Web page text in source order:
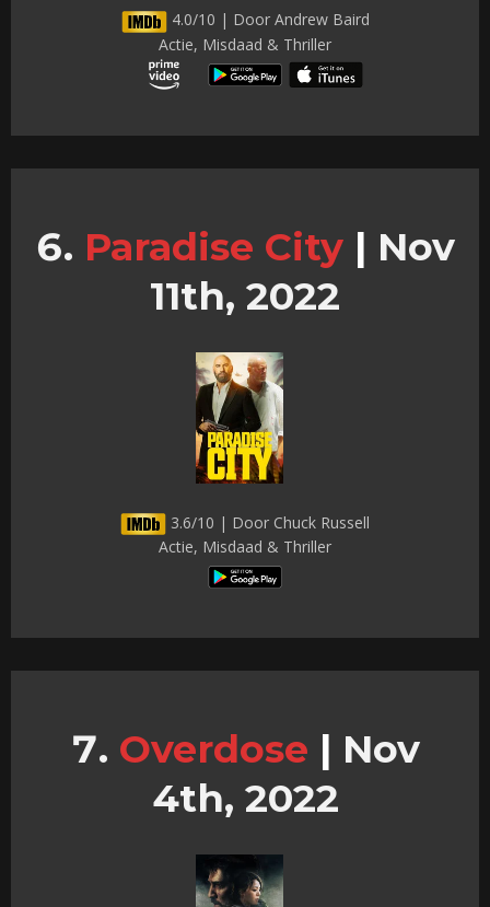
4.0/10 | Door Andrew Baird
Actie, Misdaad & Thriller
Paradise City | Nov
11th, 2022
3.6/10 | Door Chuck Russell
Actie, Misdaad & Thriller
Overdose | Nov
4th, 2022